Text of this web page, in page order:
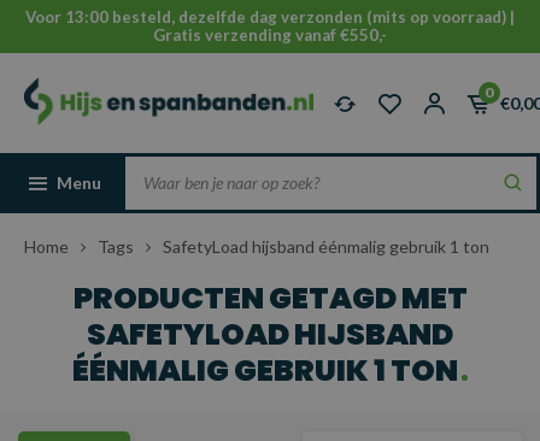
Voor 13:00 besteld, dezelfde dag verzonden (mits op voorraad) |
Gratis verzending vanaf €550,-
0
Menu
Home Tags SafetyLoad hijsband éénmalig gebruik 1 ton
PRODUCTEN GETAGD MET
SAFETYLOAD HIJSBAND
ÉÉNMALIG GEBRUIK 1 TON